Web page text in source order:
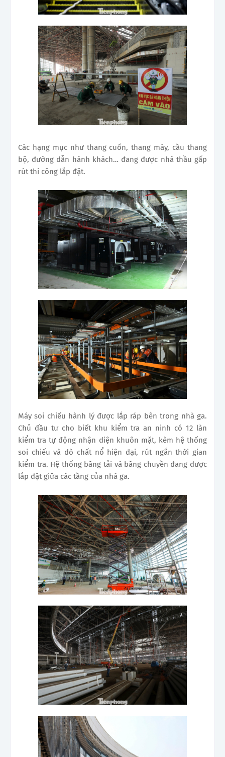
Các hạng mục như thang cuốn, thang máy, cầu thang
bộ, đường dẫn hành khách… đang được nhà thầu gấp
rút thi công lắp đặt.
Máy soi chiếu hành lý được lắp ráp bên trong nhà ga.
Chủ đầu tư cho biết khu kiểm tra an ninh có 12 làn
kiểm tra tự động nhận diện khuôn mặt, kèm hệ thống
soi chiếu và dò chất nổ hiện đại, rút ngắn thời gian
kiểm tra. Hệ thống băng tải và băng chuyền đang được
lắp đặt giữa các tầng của nhà ga.